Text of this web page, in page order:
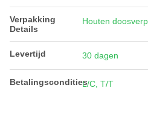
Verpakking
Details
Houten
Levertijd 30 dagen
BetalingsconditiesL/C, T/T